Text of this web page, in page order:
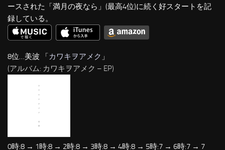
ースされた「満月の夜なら」(最高4位)に続く好スタートを記
録している。
8位…美波 「 カワキヲアメク 」
(アルバム: カワキヲアメク – EP)
0時:8 → 1時:8 → 2時:8 → 3時:8 → 4時:8 → 5時:7 → 6時:7 → 7